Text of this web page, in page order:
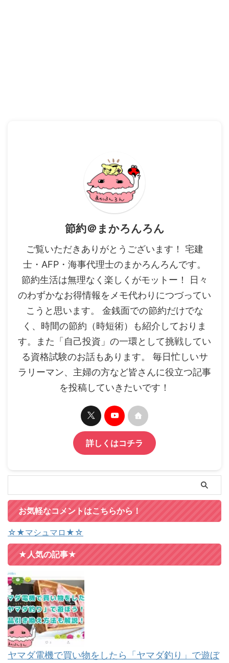
節約＠まかろんろん
ご覧いただきありがとうございます！ 宅建
士・AFP・海事代理士のまかろんろんです。
節約生活は無理なく楽しくがモットー！ 日々
のわずかなお得情報をメモ代わりにつづってい
こうと思います。 金銭面での節約だけでな
く、時間の節約（時短術）も紹介しておりま
す。また「自己投資」の一環として挑戦してい
る資格試験のお話もあります。 毎日忙しいサ
ラリーマン、主婦の方など皆さんに役立つ記事
を投稿していきたいです！
詳しくはコチラ
お気軽なコメントはこちらから！
☆★マシュマロ★☆
★人気の記事★
ヤマダ電機で買い物をしたら「ヤマダ釣り」で遊ぼ